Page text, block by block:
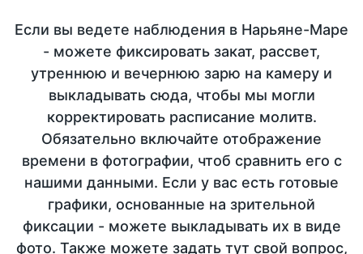
Если вы ведете наблюдения в Нарьяне-Маре
- можете фиксировать закат, рассвет,
утреннюю и вечернюю зарю на камеру и
выкладывать сюда, чтобы мы могли
корректировать расписание молитв.
Обязательно включайте отображение
времени в фотографии, чтоб сравнить его с
нашими данными. Если у вас есть готовые
графики, основанные на зрительной
фиксации - можете выкладывать их в виде
фото. Также можете задать тут свой вопрос,